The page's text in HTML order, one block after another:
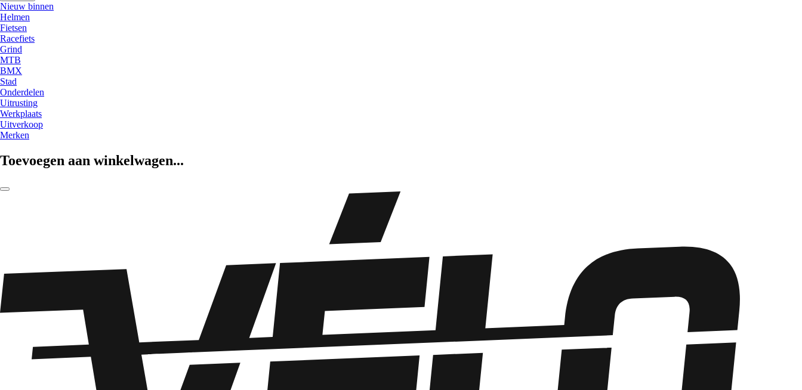
Nieuw binnen
Helmen
Fietsen
Racefiets
Grind
MTB
BMX
Stad
Onderdelen
Uitrusting
Werkplaats
Uitverkoop
Merken
Toevoegen aan winkelwagen...